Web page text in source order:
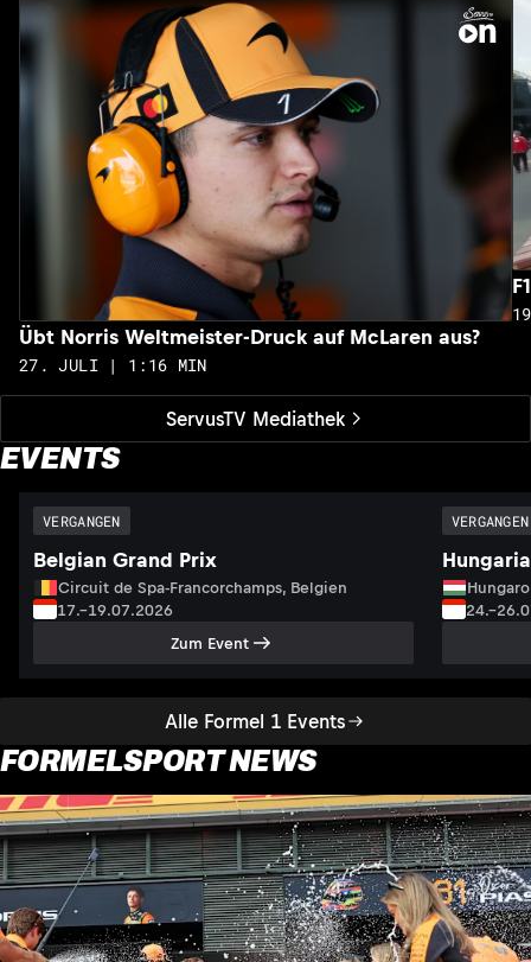
ServusTV Mediathek
Übt Norris Weltmeister-Druck auf McLaren aus?
27. JULI | 1:16 MIN
EVENTS
Alle Formel 1 Events
VERGANGEN
Belgian Grand Prix
Circuit de Spa-Francorchamps, Belgien
17.–19.07.2026
Zum Event
VERGANGEN
FORMELSPORT NEWS